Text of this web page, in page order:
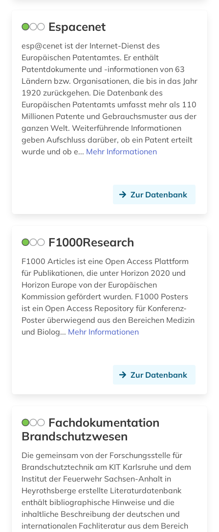
Espacenet
esp@cenet ist der Internet-Dienst des
Europäischen Patentamtes. Er enthält
Patentdokumente und -informationen von 63
Ländern bzw. Organisationen, die bis in das Jahr
1920 zurückgehen. Die Datenbank des
Europäischen Patentamts umfasst mehr als 110
Millionen Patente und Gebrauchsmuster aus der
ganzen Welt. Weiterführende Informationen
geben Aufschluss darüber, ob ein Patent erteilt
wurde und ob e... Mehr Informationen
Zur Datenbank
F1000Research
F1000 Articles ist eine Open Access Plattform
für Publikationen, die unter Horizon 2020 und
Horizon Europe von der Europäischen
Kommission gefördert wurden. F1000 Posters
ist ein Open Access Repository für Konferenz-
Poster überwiegend aus den Bereichen Medizin
und Biolog... Mehr Informationen
Zur Datenbank
Fachdokumentation
Brandschutzwesen
Die gemeinsam von der Forschungsstelle für
Brandschutztechnik am KIT Karlsruhe und dem
Institut der Feuerwehr Sachsen-Anhalt in
Heyrothsberge erstellte Literaturdatenbank
enthält bibliographische Hinweise und die
inhaltliche Beschreibung der deutschen und
internationalen Fachliteratur aus dem Bereich